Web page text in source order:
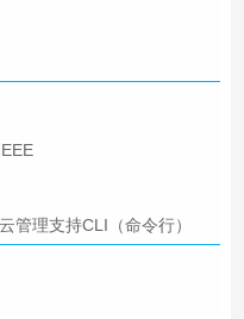
管理支持CLI（命令行）